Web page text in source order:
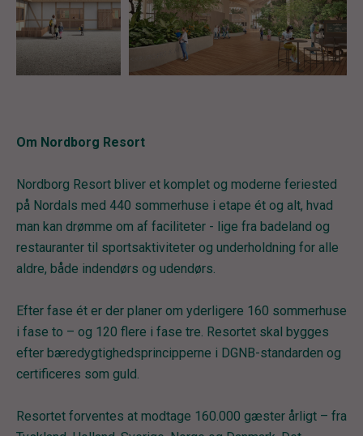
Om Nordborg Resort
Nordborg Resort bliver et komplet og moderne feriested
på Nordals med 440 sommerhuse i etape ét og alt, hvad
man kan drømme om af faciliteter - lige fra badeland og
restauranter til sportsaktiviteter og underholdning for alle
aldre, både indendørs og udendørs.
Efter fase ét er der planer om yderligere 160 sommerhuse
i fase to – og 120 flere i fase tre. Resortet skal bygges
efter bæredygtighedsprincipperne i DGNB-standarden og
certificeres som guld.
Resortet forventes at modtage 160.000 gæster årligt – fra